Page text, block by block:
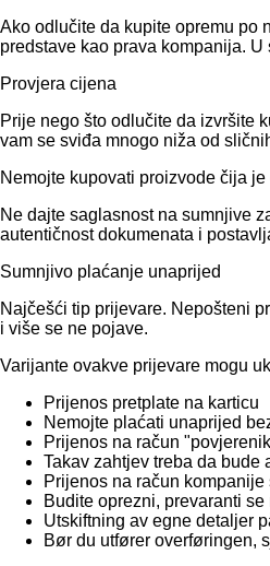
Ako odlučite da kupite opremu po
predstave kao prava kompanija.
Provjera cijena
Prije nego što odlučite da izvršite
vam se sviđa mnogo niža od
Nemojte kupovati proizvode čija
Ne dajte saglasnost na sumnjive
autentičnost dokumenata i
Sumnjivo plaćanje unaprijed
Najčešći tip prijevare. Nepošteni
i više se ne pojave.
Varijante ovakve prijevare mogu
Prijenos pretplate na karticu
Nemojte plaćati unaprijed
Prijenos na račun
Takav zahtjev treba da bude
Prijenos na račun
Budite oprezni, prevaranti
Utskiftning av egne detaljer
Bør du utfører overføringen,